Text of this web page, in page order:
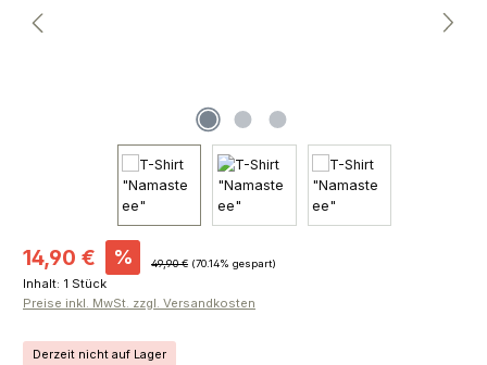
Verkaufspreis:
14,90 € % Regulärer Preis:
49,90 € (70.14% gespart)
Inhalt: 1 Stück
Preise inkl. MwSt. zzgl. Versandkosten
Derzeit nicht auf Lager